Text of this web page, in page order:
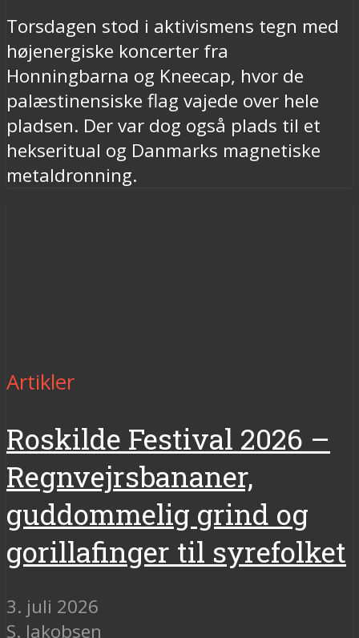
Torsdagen stod i aktivismens tegn med
højenergiske koncerter fra
Honningbarna og Kneecap, hvor de
palæstinensiske flag vajede over hele
pladsen. Der var dog også plads til et
hekseritual og Danmarks magnetiske
metaldronning.
Artikler
Roskilde Festival 2026 –
Regnvejrsbananer,
guddommelig grind og
gorillafinger til syrefolket
3. juli 2026
S. Jakobsen